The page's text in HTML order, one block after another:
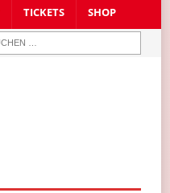
TICKETS SHOP